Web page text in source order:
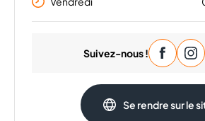
Samedi
Suivez-nous !
Se rendre sur le